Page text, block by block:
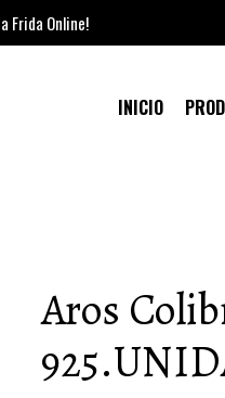
Frida Online!
INICIO
Aros